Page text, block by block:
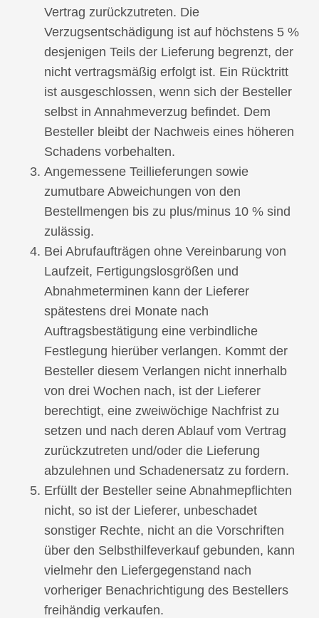
Vertrag zurückzutreten. Die
Verzugsentschädigung ist auf höchstens 5 %
desjenigen Teils der Lieferung begrenzt, der
nicht vertragsmäßig erfolgt ist. Ein Rücktritt
ist ausgeschlossen, wenn sich der Besteller
selbst in Annahmeverzug befindet. Dem
Besteller bleibt der Nachweis eines höheren
Schadens vorbehalten.
Angemessene Teillieferungen sowie
zumutbare Abweichungen von den
Bestellmengen bis zu plus/minus 10 % sind
zulässig.
Bei Abrufaufträgen ohne Vereinbarung von
Laufzeit, Fertigungslosgrößen und
Abnahmeterminen kann der Lieferer
spätestens drei Monate nach
Auftragsbestätigung eine verbindliche
Festlegung hierüber verlangen. Kommt der
Besteller diesem Verlangen nicht innerhalb
von drei Wochen nach, ist der Lieferer
berechtigt, eine zweiwöchige Nachfrist zu
setzen und nach deren Ablauf vom Vertrag
zurückzutreten und/oder die Lieferung
abzulehnen und Schadenersatz zu fordern.
Erfüllt der Besteller seine Abnahmepflichten
nicht, so ist der Lieferer, unbeschadet
sonstiger Rechte, nicht an die Vorschriften
über den Selbsthilfeverkauf gebunden, kann
vielmehr den Liefergegenstand nach
vorheriger Benachrichtigung des Bestellers
freihändig verkaufen.